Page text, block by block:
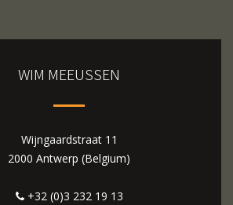
WIM MEEUSSEN
Wijngaardstraat 11
2000 Antwerp (Belgium)
+32 (0)3 232 19 13